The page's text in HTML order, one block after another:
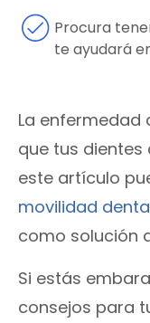
Procura
te ayudará
La enfermedad
que tus dientes
este artículo
movilidad
como solución
Si estás
consejos para